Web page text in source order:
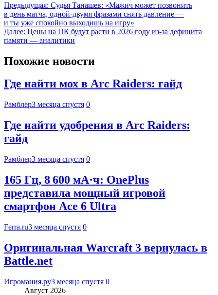
Предыдущая: Судья Танашев: «Мажич может позвонить
в день матча, одной‑двумя фразами снять давление —
и ты уже спокойно выходишь на игру»
Далее: Цены на ПК будут расти в 2026 году из-за дефицита
памяти — аналитики
Похожие новости
Где найти мох в Arc Raiders: гайд
Рамблер3 месяца спустя 0
Где найти удобрения в Arc Raiders:
гайд
Рамблер3 месяца спустя 0
165 Гц, 8 600 мА·ч: OnePlus
представила мощный игровой
смартфон Ace 6 Ultra
Ferra.ru3 месяца спустя 0
Оригинальная Warcraft 3 вернулась в
Battle.net
Игромания.ру3 месяца спустя 0
Август 2026